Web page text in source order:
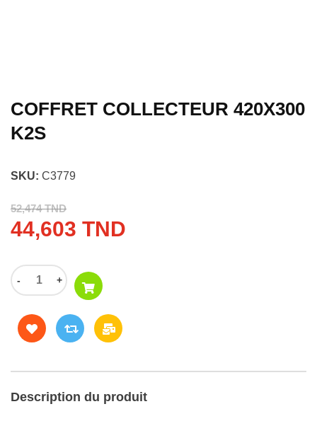
COFFRET COLLECTEUR 420X300
K2S
SKU: C3779
52,474 TND
44,603 TND
- +
Description du produit